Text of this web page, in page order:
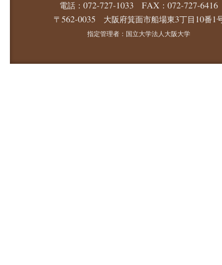
電話：072-727-1033 FAX：072-727-6416
〒562-0035 大阪府箕面市船場東3丁目10番1
指定管理者：国立大学法人大阪大学